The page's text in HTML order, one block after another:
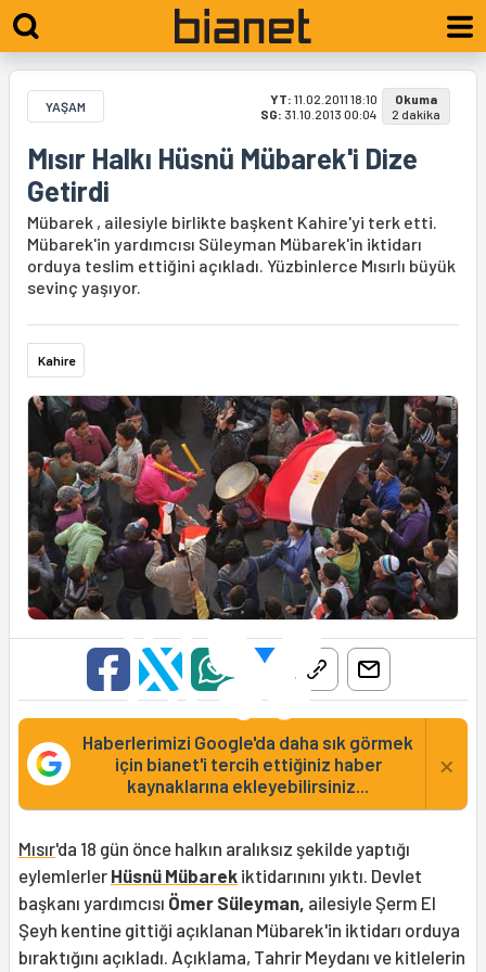
YAŞAM YT: 11.02.2011 18:10
SG: 31.10.2013 00:04
Okuma
2 dakika
Mısır Halkı Hüsnü Mübarek'i Dize
Getirdi
Mübarek , ailesiyle birlikte başkent Kahire'yi terk etti.
Mübarek'in yardımcısı Süleyman Mübarek'in iktidarı
orduya teslim ettiğini açıkladı. Yüzbinlerce Mısırlı büyük
sevinç yaşıyor.
Kahire
Haberlerimizi Google'da daha sık görmek
için bianet'i tercih ettiğiniz haber
kaynaklarına ekleyebilirsiniz...
×
Mısır'da 18 gün önce halkın aralıksız şekilde yaptığı
eylemlerler Hüsnü Mübarek iktidarınını yıktı. Devlet
başkanı yardımcısı Ömer Süleyman, ailesiyle Şerm El
Şeyh kentine gittiği açıklanan Mübarek'in iktidarı orduya
bıraktığını açıkladı. Açıklama, Tahrir Meydanı ve kitlelerin